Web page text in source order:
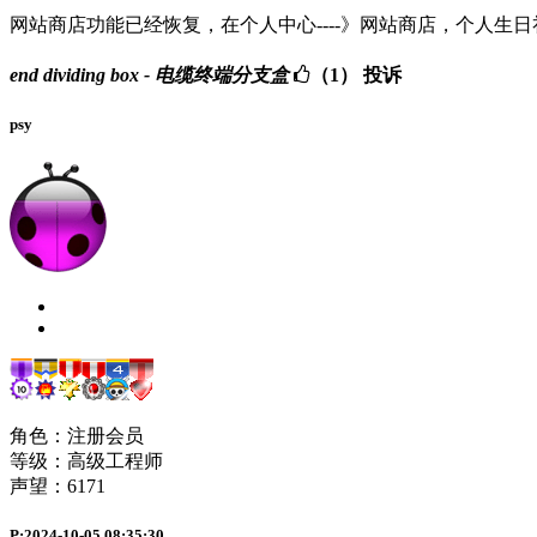
网站商店功能已经恢复，在个人中心----》网站商店，个人生日
end dividing box - 电缆终端分支盒 （1） 投诉
psy
角色：注册会员
等级：高级工程师
声望： 6171